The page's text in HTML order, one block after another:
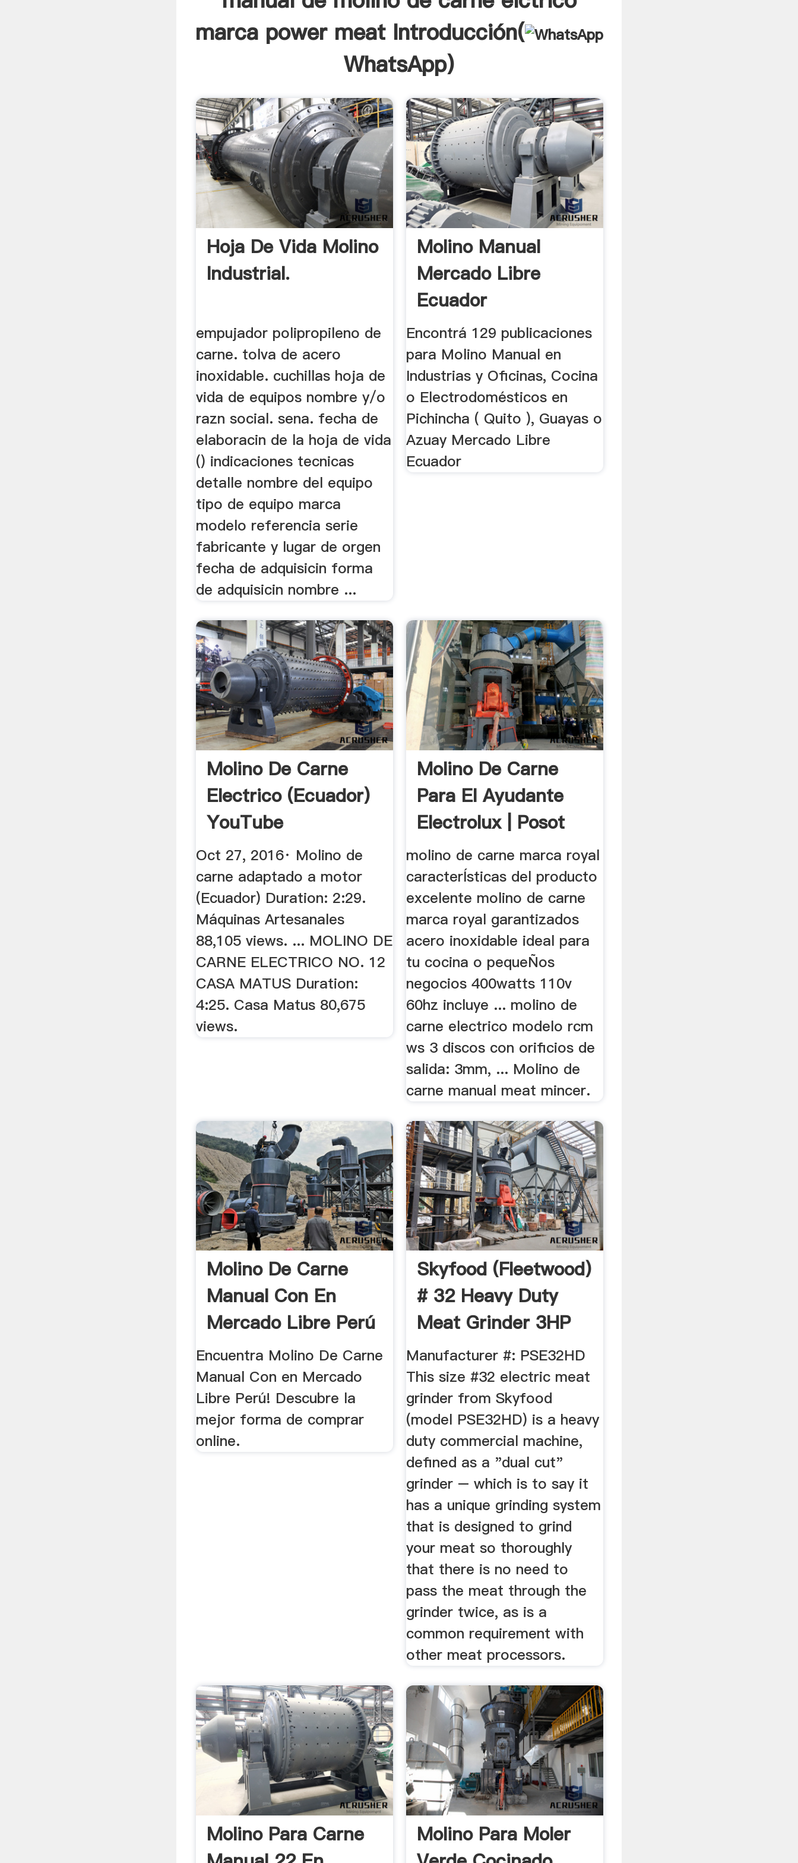
marca power meat Introducción(
WhatsApp)
Hoja De Vida Molino
Industrial.
empujador polipropileno de
carne. tolva de acero
inoxidable. cuchillas hoja de
vida de equipos nombre y/o
razn social. sena. fecha de
elaboracin de la hoja de vida
() indicaciones tecnicas
detalle nombre del equipo
tipo de equipo marca
modelo referencia serie
fabricante y lugar de orgen
fecha de adquisicin forma
de adquisicin nombre ...
Molino Manual
Mercado Libre
Ecuador
Encontrá 129 publicaciones
para Molino Manual en
Industrias y Oficinas, Cocina
o Electrodomésticos en
Pichincha ( Quito ), Guayas o
Azuay Mercado Libre
Ecuador
Molino De Carne
Electrico (Ecuador)
YouTube
Oct 27, 2016· Molino de
carne adaptado a motor
(Ecuador) Duration: 2:29.
Máquinas Artesanales
88,105 views. ... MOLINO DE
CARNE ELECTRICO NO. 12
CASA MATUS Duration:
4:25. Casa Matus 80,675
views.
Molino De Carne
Para El Ayudante
Electrolux | Posot
Class
molino de carne marca royal
caracterÍsticas del producto
excelente molino de carne
marca royal garantizados
acero inoxidable ideal para
tu cocina o pequeÑos
negocios 400watts 110v
60hz incluye ... molino de
carne electrico modelo rcm
ws 3 discos con orificios de
salida: 3mm, ... Molino de
carne manual meat mincer.
Molino De Carne
Manual Con En
Mercado Libre Perú
Encuentra Molino De Carne
Manual Con en Mercado
Libre Perú! Descubre la
mejor forma de comprar
online.
Skyfood (Fleetwood)
# 32 Heavy Duty
Meat Grinder 3HP
Dual ...
Manufacturer #: PSE32HD
This size #32 electric meat
grinder from Skyfood
(model PSE32HD) is a heavy
duty commercial machine,
defined as a "dual cut"
grinder – which is to say it
has a unique grinding system
that is designed to grind
your meat so thoroughly
that there is no need to
pass the meat through the
grinder twice, as is a
common requirement with
other meat processors.
Molino Para Carne
Molino Para Moler